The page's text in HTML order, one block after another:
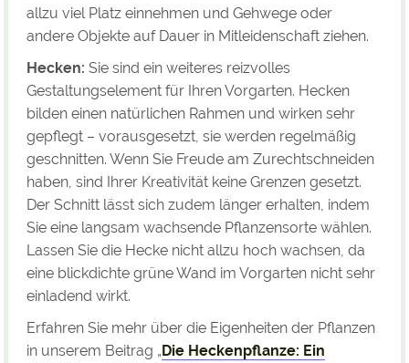
allzu viel Platz einnehmen und Gehwege oder
andere Objekte auf Dauer in Mitleidenschaft ziehen.
Hecken: Sie sind ein weiteres reizvolles
Gestaltungselement für Ihren Vorgarten. Hecken
bilden einen natürlichen Rahmen und wirken sehr
gepflegt – vorausgesetzt, sie werden regelmäßig
geschnitten. Wenn Sie Freude am Zurechtschneiden
haben, sind Ihrer Kreativität keine Grenzen gesetzt.
Der Schnitt lässt sich zudem länger erhalten, indem
Sie eine langsam wachsende Pflanzensorte wählen.
Lassen Sie die Hecke nicht allzu hoch wachsen, da
eine blickdichte grüne Wand im Vorgarten nicht sehr
einladend wirkt.
Erfahren Sie mehr über die Eigenheiten der Pflanzen
in unserem Beitrag „Die Heckenpflanze: Ein